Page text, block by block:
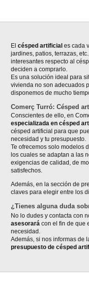
Elcésped artificial es cada
jardines, patios, terrazas,
interesantes respecto al
deciden a comprarlo.
Es una solución ideal para
vivienda no son adecuados
disponemos de mucho
Comerç Turró: Césped
Conscientes de ello, en
especializada en césped
césped artificial para que
necesidad y tu presupuesto.
Te ofrecemos solo modelos
los cuales se adaptan a las
exigencias de calidad, de
satisfechos.
Además, en la sección de
claves para elegir entre los
¿Tienes alguna duda
No lo dudes y contacta con
asesorará con el fin de que
necesidad.
Además, si nos informas de
presupuesto de césped